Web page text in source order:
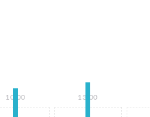
10:00 13:00